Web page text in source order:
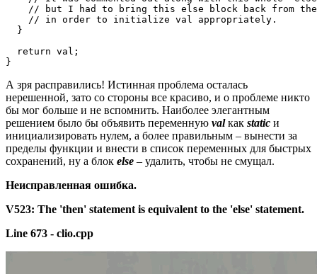
// but I had to bring this else block back from
    // in order to initialize val appropriately.
  }
  return val;
}
А зря расправились! Истинная проблема осталась
нерешенной, зато со стороны все красиво, и о проблеме никто
бы мог больше и не вспомнить. Наиболее элегантным
решением было бы объявить переменную valкак static и
инициализировать нулем, а более правильным – вынести за
пределы функции и внести в список переменных для быстрых
сохранений, ну а блок else – удалить, чтобы не смущал.
Неисправленная ошибка.
V523: The 'then' statement is equivalent to the 'else' statement.
Line 673 - clio.cpp